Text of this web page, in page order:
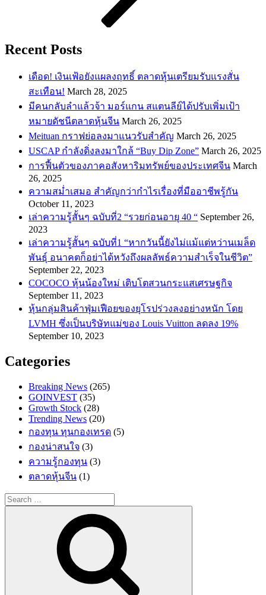
Recent Posts
เดือด! เงินเฟ้อยังแผลงฤทธิ์ ตลาดหุ้นเตรียมรับแรงสั่น
สะเทือน! March 28, 2025
​มีคนกลับลำแล้วจ้า มอร์แกน สแตนลีย์ได้ปรับเพิ่มเป้า
หมายดัชนีตลาดหุ้นจีน March 26, 2025
Meituan กราฟย่อลงมาแนวรับสำคัญ March 26, 2025
USCAP กำลังดิ่งลงมาใกล้ “Buy Dip Zone” March 26, 2025
การฟื้นตัวของภาคอสังหาริมทรัพย์ของประเทศจีน March
26, 2025
ความสม่ำเสมอ สำคัญกว่ากำไรเรื่องที่มืออาชีพรู้กัน
October 11, 2023
เล่าความรู้สั้นๆ ฉบับที่2 “รวยก่อนอายุ 40 “ September 26,
2023
เล่าความรู้สั้นๆ ฉบับที่1 “หากวันนี้ยังไม่แม้แต่หว่านเมล็ด
พันธ์ุ อนาคตก็อย่าได้หวังถึงผลลัพธ์ความสำเร็จในชีวิต”
September 22, 2023
COCOCO หุ้นน้องใหม่ เติบโตสวนกระแสเศรษฐกิจ
September 11, 2023
หุ้นกลุ่มสินค้าฟุ่มเฟือยของยุโรปร่วงลงอย่างหนัก โดย
LVMH ซึ่งเป็นบริษัทแม่ของ Louis Vuitton ลดลง 19%
September 10, 2023
Categories
Breaking News (265)
GOINVEST (35)
Growth Stock (28)
Trending News (20)
กองทุน ทุนกองเทรด (5)
กองน่าสนใจ (3)
ความรู้กองทุน (3)
ตลาดหุ้นจีน (1)
Search
for: